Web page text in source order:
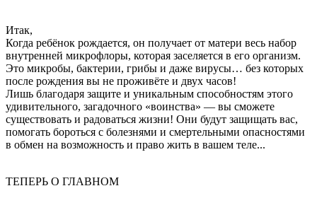
Итак,
Когда ребёнок рождается, он получает от матери весь набор
внутренней микрофлоры, которая заселяется в его организм.
Это микробы, бактерии, грибы и даже вирусы… без которых
после рождения вы не проживёте и двух часов!
Лишь благодаря защите и уникальным способностям этого
удивительного, загадочного «воинства» — вы сможете
существовать и радоваться жизни! Они будут защищать вас,
помогать бороться с болезнями и смертельными опасностями
в обмен на возможность и право жить в вашем теле...
ТЕПЕРЬ О ГЛАВНОМ